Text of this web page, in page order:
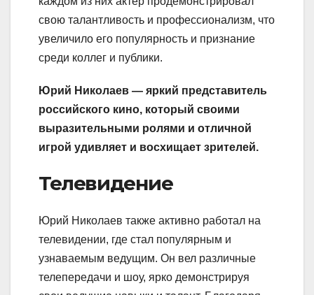
свою талантливость и профессионализм, что
увеличило его популярность и признание
среди коллег и публики.
Юрий Николаев — яркий представитель
российского кино, который своими
выразительными ролями и отличной
игрой удивляет и восхищает зрителей.
Телевидение
Юрий Николаев также активно работал на
телевидении, где стал популярным и
узнаваемым ведущим. Он вел различные
телепередачи и шоу, ярко демонстрируя